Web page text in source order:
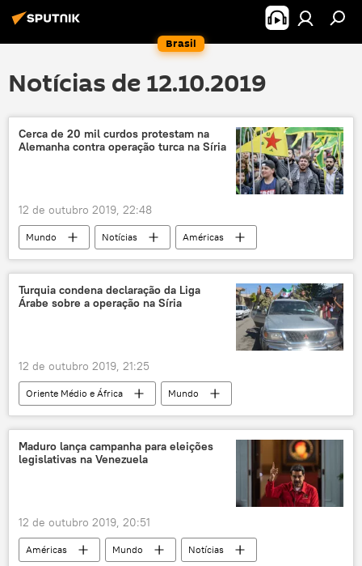
Brasil
Notícias de 12.10.2019
Cerca de 20 mil curdos protestam na
Alemanha contra operação turca na Síria
12 de outubro 2019, 22:48
Mundo Notícias
Américas
Síria
Alemanha
Recep Tayyip Erdogan
Heiko Maas
Daesh
Bremen
Berlim
Turquia condena declaração da Liga
Árabe sobre a operação na Síria
12 de outubro 2019, 21:25
Oriente Médio e África
Mundo
Notícias
Turquia
Síria
Liga Árabe
Maduro lança campanha para eleições
legislativas na Venezuela
12 de outubro 2019, 20:51
Américas Mundo
Notícias